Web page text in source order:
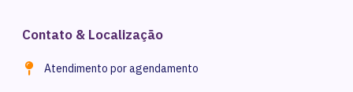
Contato & Localização
Atendimento por agendamento